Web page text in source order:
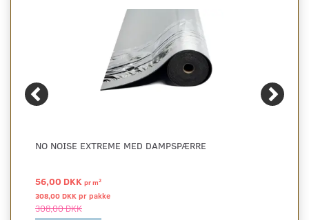
NO NOISE EXTREME MED DAMPSPÆRRE
56,00 DKK prm2
308,00 DKK pr pakke
308,00 DKK